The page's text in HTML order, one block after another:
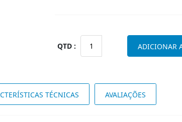
3L
ADICIONAR
TÉCNICAS AVALIAÇÕES